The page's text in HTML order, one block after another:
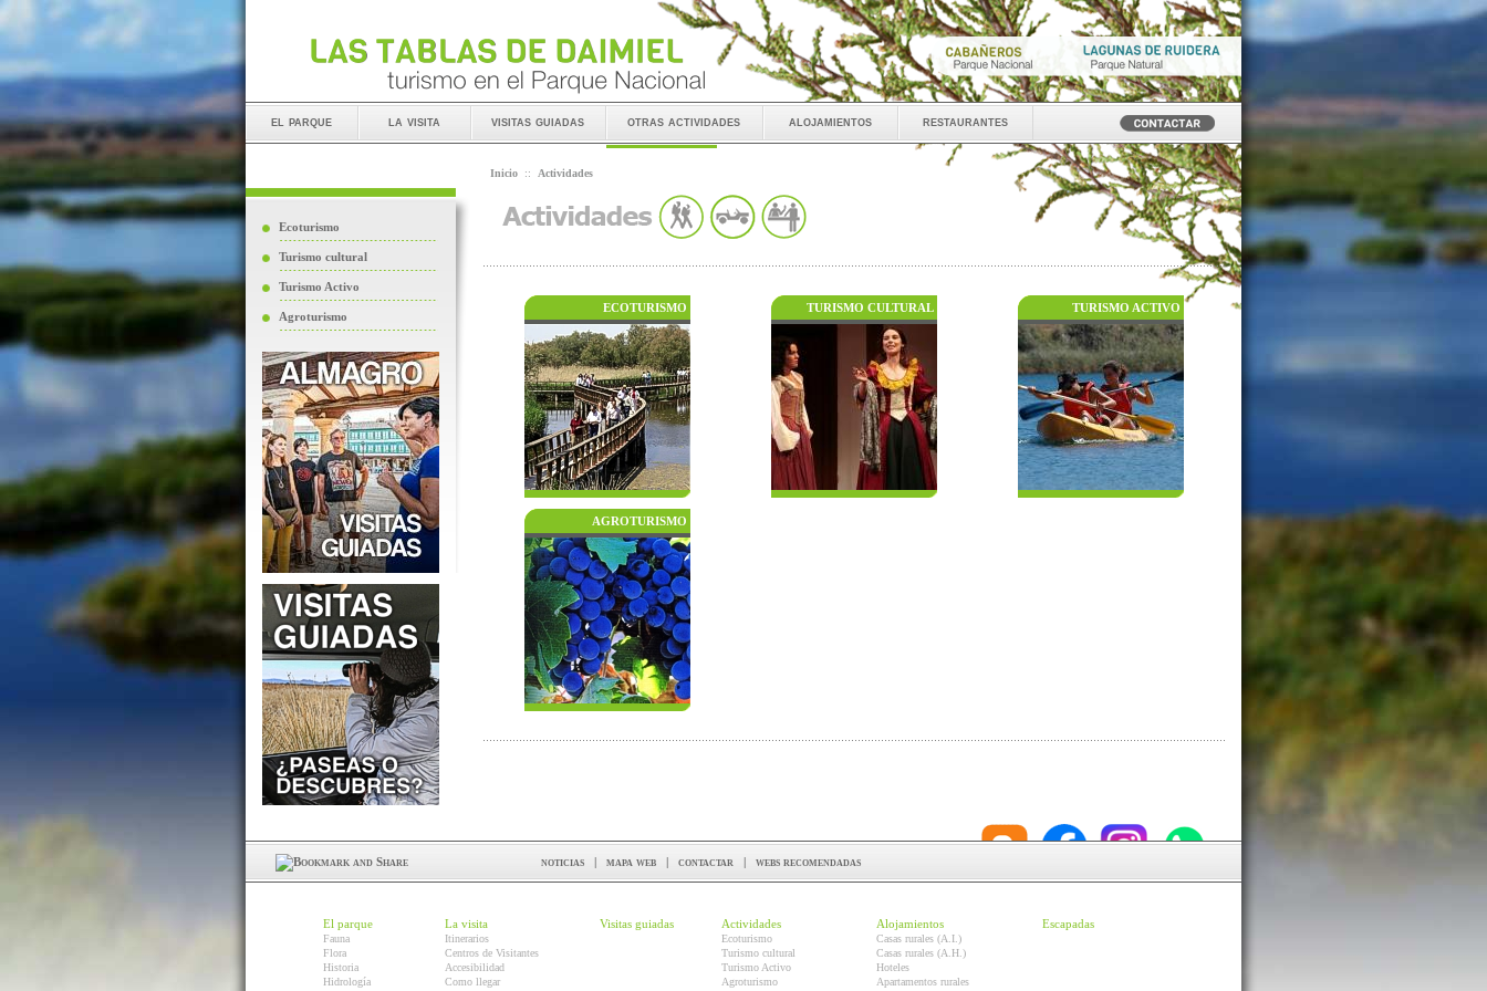
el parque la visita visitas guiadas otras actividades alojamientos restaurantes
Ecoturismo
Turismo cultural
Turismo Activo
Agroturismo
Inicio :: Actividades
ECOTURISMO TURISMO CULTURAL TURISMO ACTIVO
AGROTURISMO
noticias | mapa web | contactar | webs recomendadas
El parque
Fauna
Flora
Historia
Hidrología
La visita
Itinerarios
Centros de Visitantes
Accesibilidad
Como llegar
Visitas guiadas Actividades
Ecoturismo
Turismo cultural
Turismo Activo
Agroturismo
Alojamientos
Casas rurales (A.I.)
Casas rurales (A.H.)
Hoteles
Apartamentos rurales
Escapadas